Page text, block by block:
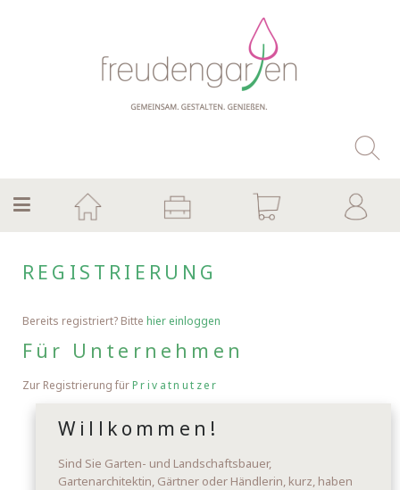
REGISTRIERUNG
Bereits registriert? Bitte hier einloggen
Für Unternehmen
Zur Registrierung fürPrivatnutzer
Willkommen!
Sind Sie Garten- und Landschaftsbauer,
Gartenarchitektin, Gärtner oder Händlerin, kurz, haben